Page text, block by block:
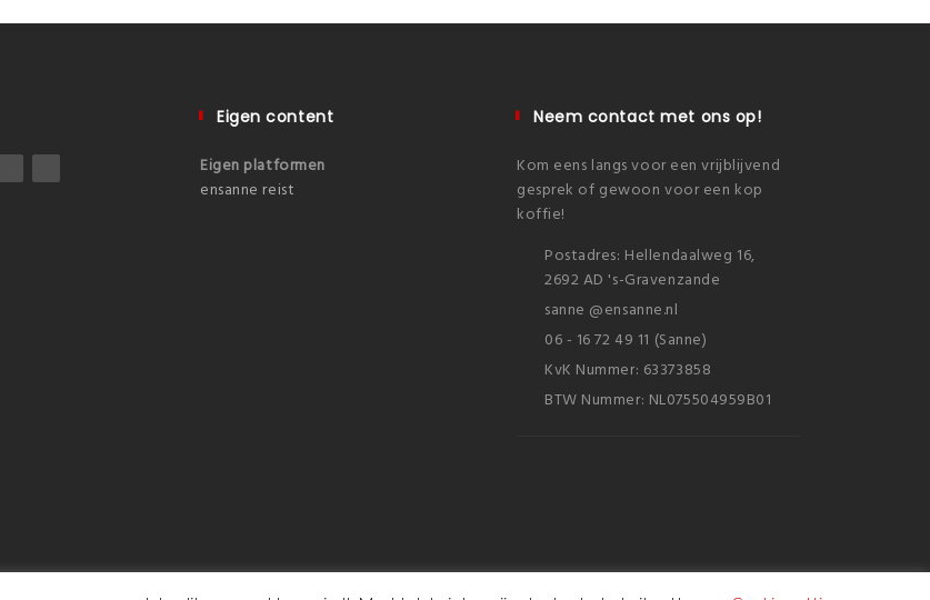
Eigen content
Eigen platformen
ensanne reist
Neem contact met ons op!
Kom eens langs voor een vrijblijvend
gesprek of gewoon voor een kop
koffie!
Postadres: Hellendaalweg 16,
2692 AD 's-Gravenzande
sanne @ensanne.nl
06 - 16 72 49 11 (Sanne)
KvK Nummer: 63373858
BTW Nummer: NL075504959B01